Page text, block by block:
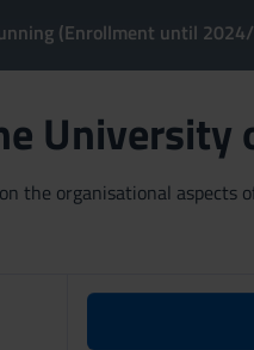
(Enrollment until
University
the organisational